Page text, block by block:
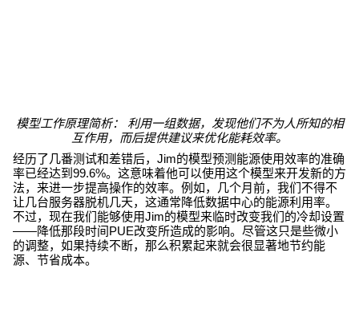
模型工作原理简析： 利用一组数据，发现他们不为人所知的相
互作用，而后提供建议来优化能耗效率。
经历了几番测试和差错后，Jim的模型预测能源使用效率的准确
率已经达到99.6%。这意味着他可以使用这个模型来开发新的方
法，来进一步提高操作的效率。例如，几个月前，我们不得不
让几台服务器脱机几天，这通常降低数据中心的能源利用率。
不过，现在我们能够使用Jim的模型来临时改变我们的冷却设置
——降低那段时间PUE改变所造成的影响。尽管这只是些微小
的调整，如果持续不断，那么积累起来就会很显著地节约能
源、节省成本。